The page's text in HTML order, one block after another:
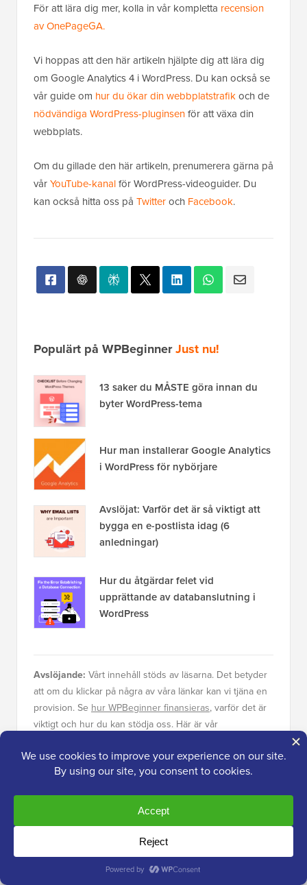
För att lära dig mer, kolla in vår kompletta recension
av OnePageGA.
Vi hoppas att den här artikeln hjälpte dig att lära dig
om Google Analytics 4 i WordPress. Du kan också se
vår guide om hur du ökar din webbplatstrafikoch de
nödvändiga WordPress-pluginsenför att växa din
webbplats.
Om du gillade den här artikeln, prenumerera gärna på
vårYouTube-kanalför WordPress-videoguider. Du
kan också hitta oss på Twitteroch Facebook.
Populärt på WPBeginnerJust nu!
13 saker du MÅSTE göra innan du
byter WordPress-tema
Hur man installerar Google Analytics
i WordPress för nybörjare
Avslöjat: Varför det är så viktigt att
bygga en e-postlista idag (6
anledningar)
Hur du åtgärdar felet vid
upprättande av databanslutning i
WordPress
Avslöjande: Vårt innehåll stöds av läsarna. Det betyder
att om du klickar på några av våra länkar kan vi tjäna en
provision. Se hur WPBeginner finansieras, varför det är
viktigt och hur du kan stödja oss. Här är vår
Om redaktionen
av WordPress-experter ledda av Syed Balkhi
med över 16 års erfarenhet av WordPress,